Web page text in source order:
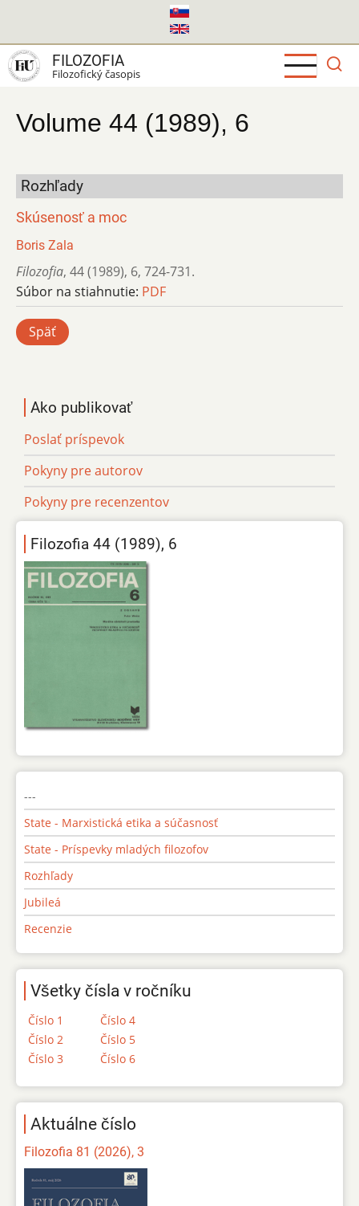
hlavný
obsah
FILOZOFIA
Filozofický časopis
Volume 44 (1989), 6
Rozhľady
Skúsenosť a moc
Boris Zala
Filozofia, 44 (1989), 6, 724-731.
Súbor na stiahnutie: PDF
Späť
Ako publikovať
Poslať príspevok
Pokyny pre autorov
Pokyny pre recenzentov
Filozofia 44 (1989), 6
---
State - Marxistická etika a súčasnosť
State - Príspevky mladých filozofov
Rozhľady
Jubileá
Recenzie
Všetky čísla v ročníku
Číslo 1
Číslo 2
Číslo 3
Číslo 4
Číslo 5
Číslo 6
Aktuálne číslo
Filozofia 81 (2026), 3